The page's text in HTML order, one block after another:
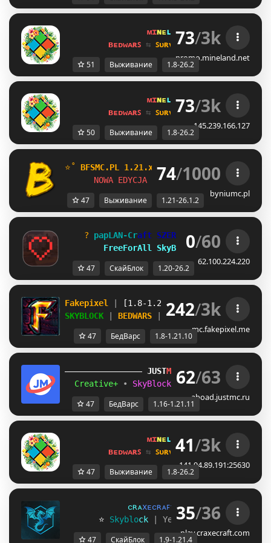
ᴍɪɴᴇʟᴀɴᴅ ɴᴇᴛᴡᴏʀᴋ ☀
ʙᴇᴅᴡᴀʀꜱ ⇆ ꜱᴜʀᴠɪᴠᴀʟ ꜱᴍᴘ ⇆ ꜱᴋʏʙʟᴏᴄᴋ
73/3k
promo.mineland.net
51 Выживание 1.8-26.2
ᴍɪɴᴇʟᴀɴᴅ ɴᴇᴛᴡᴏʀᴋ ☀
ʙᴇᴅᴡᴀʀꜱ ⇆ ꜱᴜʀᴠɪᴠᴀʟ ꜱᴍᴘ ⇆ ꜱᴋʏʙʟᴏᴄᴋ
73/3k
145.239.166.127
50 Выживание 1.8-26.2
⭐˚ BFSMC.PL 1.21.x -
NOWA EDYCJA ONEBLOCK 26.1.2
74/1000
byniumc.pl
47 Выживание 1.21-26.1.2
? papL AN-Craft SZER RE K [1.20-26.2]
FreeForAll SkyBlock OneBlock
0/60
62.100.224.220
47 СкайБлок 1.20-26.2
Fakepixel [1.8-1.21.10] | Play
compete
SKYBLOCK
BEDWARS BUILDFFA + MORE
242/3k
mc.fakepixel.me
47 БедВарс 1.8-1.21.10
JUSTMC (1.16 – 1.21.11)
Creative+
• SkyBlockTech • LuckyWars
62/63
aboad.justmc.ru
47 БедВарс 1.16-1.21.11
ᴍɪɴᴇʟᴀ ɴᴅ ɴᴇᴛᴡᴏʀᴋ ☀
ʙᴇᴅᴡᴀʀꜱ ⇆ ꜱᴜʀᴠɪᴠᴀʟ ꜱᴍᴘ ⇆ ꜱᴋʏʙʟᴏᴄᴋ
41/3k
141.94.89.191:25630
47 Выживание 1.8-26.2
ᴄʀᴀxᴇᴄʀᴀꜰᴛ »
[1.9 - 1.21.4]
⭐ Skybl ock | Yeni Sezon: 28 TEMMUZ!
35/36
play.craxecraft.com
47 СкайБлок 1.9-1.21.4